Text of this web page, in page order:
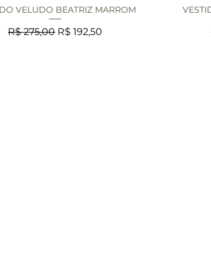
Visualização rápida
VELUDO BEATRIZ MARROM
Preço normal
R$ 275,00 Preço promocional
R$ 192,50